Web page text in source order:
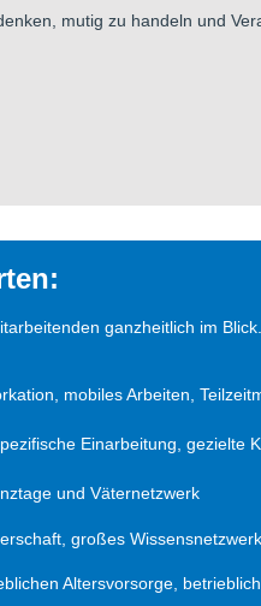
mutig zu handeln und
ganzheitlich im
mobiles Arbeiten,
Einarbeitung, gezielte
und Väternetzwerk
großes
Altersvorsorge,